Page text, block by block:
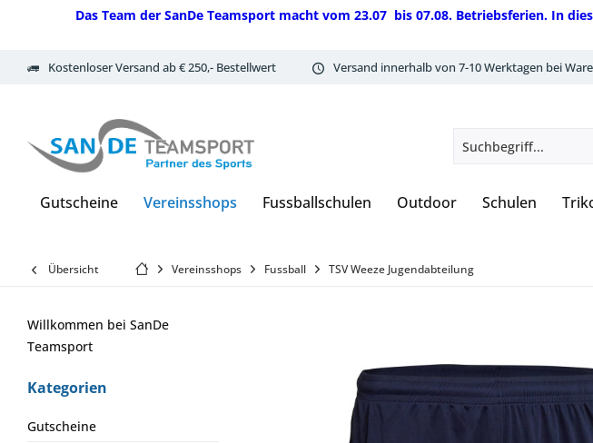
Das Team der SanDe Teamsport macht vom 23.07 bis 07.08. Betriebsferien. In
Kostenloser Versand ab € 250,- Bestellwert Versand innerhalb von 7-10 Werktagen bei
Gutscheine Vereinsshops Fussballschulen Outdoor Schulen
Übersicht Vereinsshops Fussball TSV Weeze Jugendabteilung
Willkommen bei SanDe
Teamsport
Kategorien
Gutscheine